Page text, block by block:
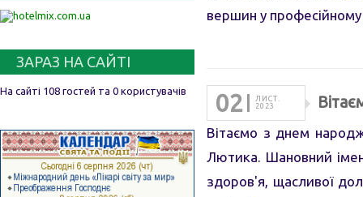
ЗАРАЗ НА САЙТІ
На сайті 108 гостей та 0 користувачів
вершин у професійному
02
ЛИСТ.
2023
Вітаємо з днем
Лютика. Шановний
здоров'я, щасливої